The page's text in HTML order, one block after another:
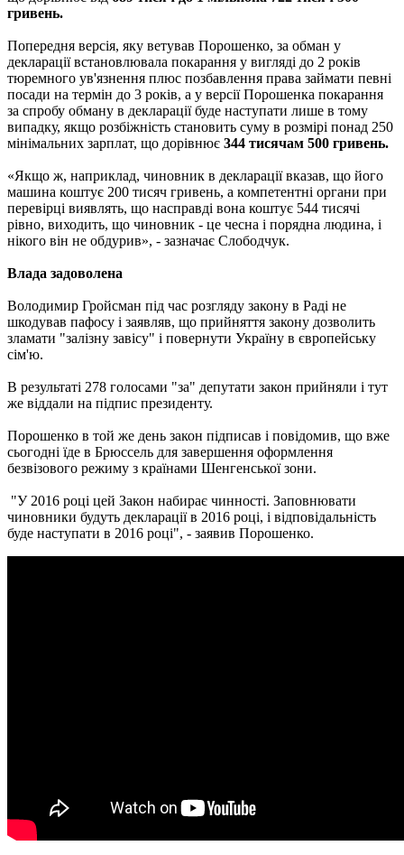
гривень.
Попередня версія, яку ветував Порошенко, за обман у
декларації встановлювала покарання у вигляді до 2 років
тюремного ув'язнення плюс позбавлення права займати певні
посади на термін до 3 років, а у версії Порошенка покарання
за спробу обману в декларації буде наступати лише в тому
випадку, якщо розбіжність становить суму в розмірі понад 250
мінімальних зарплат, що дорівнює 344 тисячам 500 гривень.
«Якщо ж, наприклад, чиновник в декларації вказав, що його
машина коштує 200 тисяч гривень, а компетентні органи при
перевірці виявлять, що насправді вона коштує 544 тисячі
рівно, виходить, що чиновник - це чесна і порядна людина, і
нікого він не обдурив», - зазначає Слободчук.
Влада задоволена
Володимир Гройсман під час розгляду закону в Раді не
шкодував пафосу і заявляв, що прийняття закону дозволить
зламати "залізну завісу" і повернути Україну в європейську
сім'ю.
В результаті 278 голосами "за" депутати закон прийняли і тут
же віддали на підпис президенту.
Порошенко в той же день закон підписав і повідомив, що вже
сьогодні їде в Брюссель для завершення оформлення
безвізового режиму з країнами Шенгенської зони.
"У 2016 році цей Закон набирає чинності. Заповнювати
чиновники будуть декларації в 2016 році, і відповідальність
буде наступати в 2016 році", - заявив Порошенко.